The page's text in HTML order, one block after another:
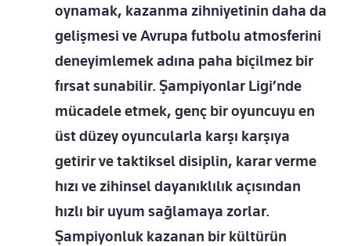
oynamak, kazanma zihniyetinin daha da
gelişmesi ve Avrupa futbolu atmosferini
deneyimlemek adına paha biçilmez bir
fırsat sunabilir. Şampiyonlar Ligi’nde
mücadele etmek, genç bir oyuncuyu en
üst düzey oyuncularla karşı karşıya
getirir ve taktiksel disiplin, karar verme
hızı ve zihinsel dayanıklılık açısından
hızlı bir uyum sağlamaya zorlar.
Şampiyonluk kazanan bir kültürün